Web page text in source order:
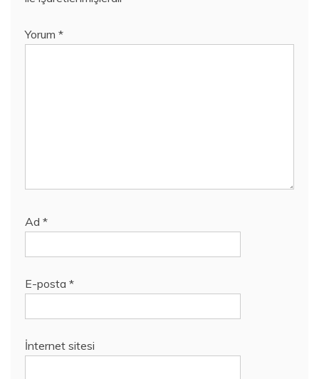
Yorum *
Ad *
E-posta *
İnternet sitesi